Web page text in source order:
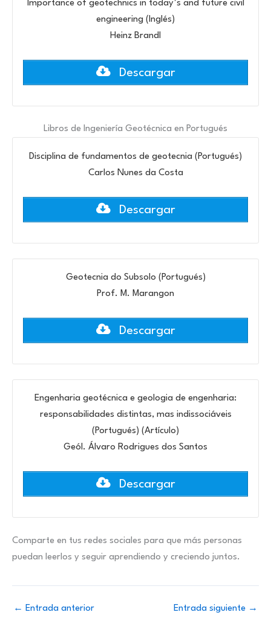
Importance of geotechnics in today’s and future civil
engineering (Inglés)
Heinz Brandl
Descargar
Libros de Ingeniería Geotécnica en Portugués
Disciplina de fundamentos de geotecnia (Portugués)
Carlos Nunes da Costa
Descargar
Geotecnia do Subsolo (Portugués)
Prof. M. Marangon
Descargar
Engenharia geotécnica e geologia de engenharia:
responsabilidades distintas, mas indissociáveis
(Portugués) (Artículo)
Geól. Álvaro Rodrigues dos Santos
Descargar
Comparte en tus redes sociales para que más personas
puedan leerlos y seguir aprendiendo y creciendo juntos.
← Entrada anterior Entrada siguiente →